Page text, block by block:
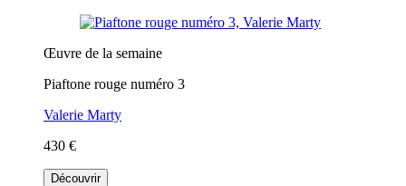
Œuvre de la semaine
Piaftone rouge numéro 3
Valerie Marty
430 €
Découvrir